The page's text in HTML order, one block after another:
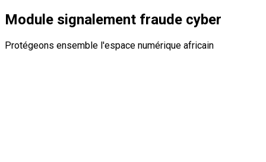
Module signalement fraude cyber
Protégeons ensemble l'espace numérique africain